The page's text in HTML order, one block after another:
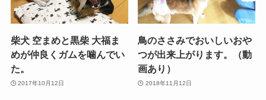
柴犬 空まめと黒柴 大福ま
めが仲良くガムを噛んでい
た。
2017年10月12日
鳥のささみでおいしいおや
つが出来上がります。（動
画あり）
2018年11月12日